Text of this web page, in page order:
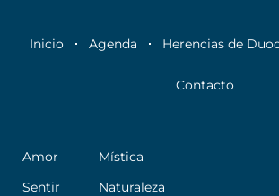
Inicio Agenda Herencias de
Contacto
Amor
Sentir
Mística
Naturaleza